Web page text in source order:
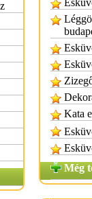
Kata
Még